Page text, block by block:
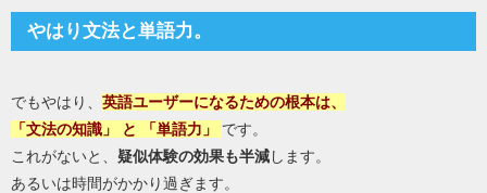
やはり文法と単語力。
でもやはり、 英語ユーザーになるための根本は、
「文法の知識」 と 「単語力」 です。
これがないと、 疑似体験の効果も半減します。
あるいは時間がかかり過ぎます。